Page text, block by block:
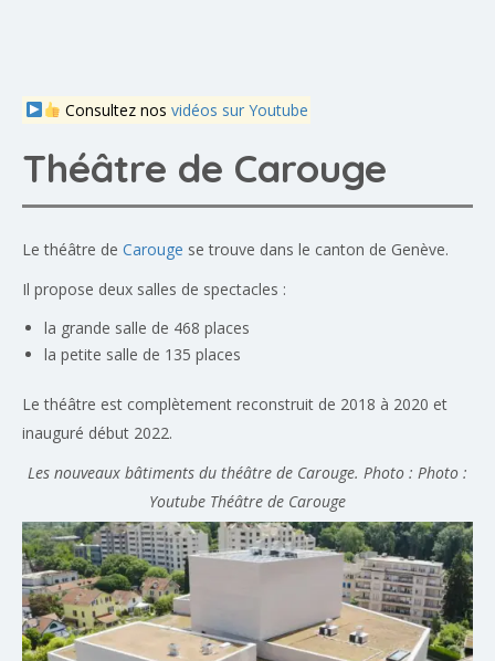
Consultez nos vidéos sur Youtube
Théâtre de Carouge
Le théâtre de Carouge se trouve dans le canton de Genève.
Il propose deux salles de spectacles :
la grande salle de 468 places
la petite salle de 135 places
Le théâtre est complètement reconstruit de 2018 à 2020 et
inauguré début 2022.
Les nouveaux bâtiments du théâtre de Carouge. Photo : Photo :
Youtube Théâtre de Carouge